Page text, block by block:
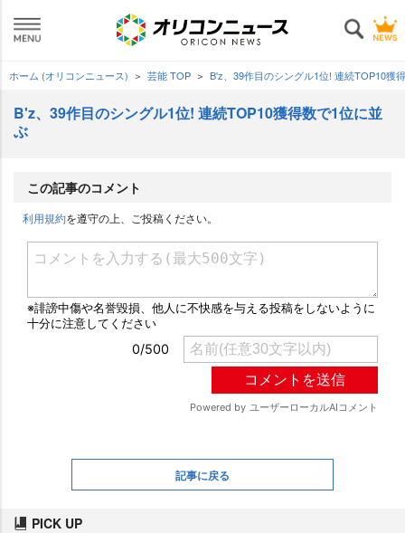
ホーム (オリコンニュース) 芸能 TOP B'z、39作目のシングル1位! 連続TOP10獲
B'z、39作目のシングル1位! 連続TOP10獲得数で1位に並
ぶ
この記事のコメント
利用規約を遵守の上、ご投稿ください。
記事に戻る
PICK UP